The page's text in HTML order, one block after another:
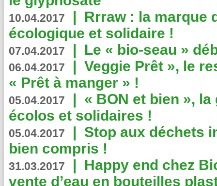
10.04.2017 | Rrraw : la marque
écologique et solidaire !
07.04.2017 | Le « bio-seau »
06.04.2017 | Veggie Prêt », le
« Prêt à manger » !
05.04.2017 | « BON et bien »,
écolos et solidaires !
05.04.2017 | Stop aux déchets
bien compris !
31.03.2017 | Happy end chez
vente d’eau en bouteilles